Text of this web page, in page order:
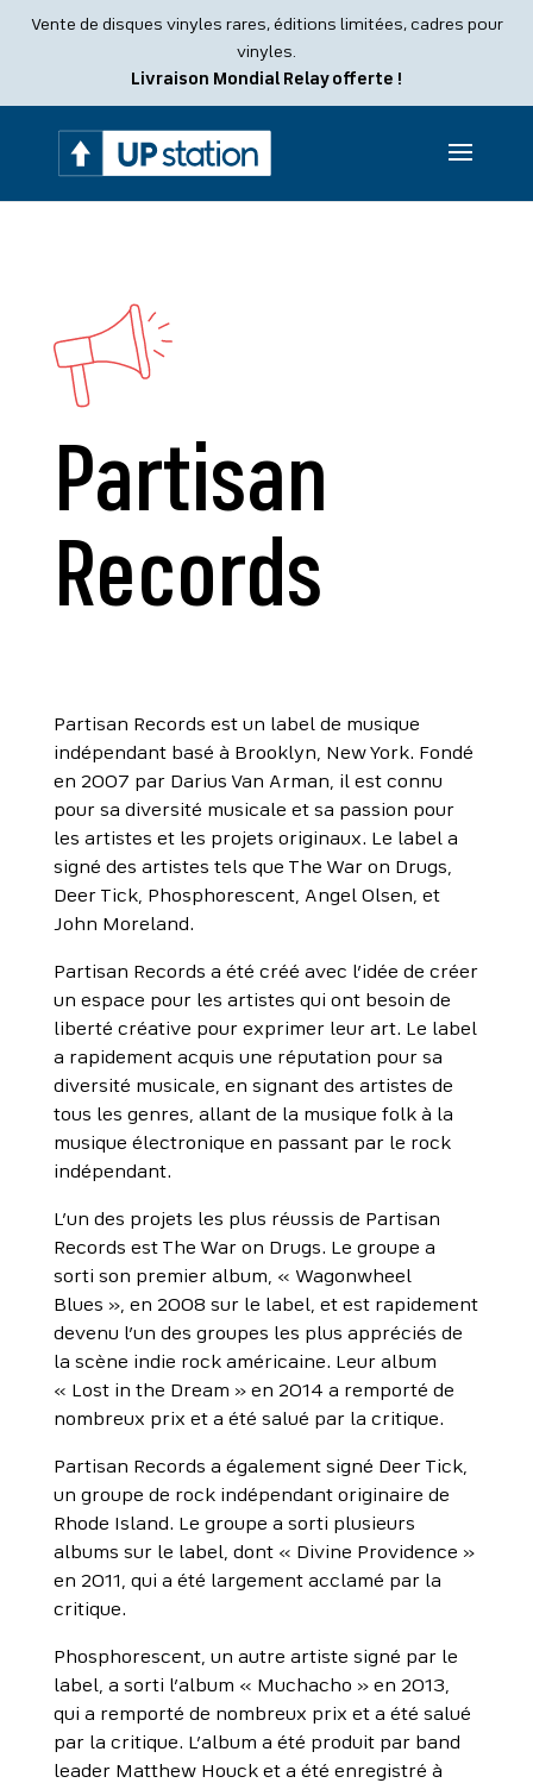
Vente de disques vinyles rares, éditions limitées, cadres pour
vinyles.
Livraison Mondial Relay offerte !
Partisan
Records
Partisan Records est un label de musique
indépendant basé à Brooklyn, New York. Fondé
en 2007 par Darius Van Arman, il est connu
pour sa diversité musicale et sa passion pour
les artistes et les projets originaux. Le label a
signé des artistes tels que The War on Drugs,
Deer Tick, Phosphorescent, Angel Olsen, et
John Moreland.
Partisan Records a été créé avec l’idée de créer
un espace pour les artistes qui ont besoin de
liberté créative pour exprimer leur art. Le label
a rapidement acquis une réputation pour sa
diversité musicale, en signant des artistes de
tous les genres, allant de la musique folk à la
musique électronique en passant par le rock
indépendant.
L’un des projets les plus réussis de Partisan
Records est The War on Drugs. Le groupe a
sorti son premier album, « Wagonwheel
Blues », en 2008 sur le label, et est rapidement
devenu l’un des groupes les plus appréciés de
la scène indie rock américaine. Leur album
« Lost in the Dream » en 2014 a remporté de
nombreux prix et a été salué par la critique.
Partisan Records a également signé Deer Tick,
un groupe de rock indépendant originaire de
Rhode Island. Le groupe a sorti plusieurs
albums sur le label, dont « Divine Providence »
en 2011, qui a été largement acclamé par la
critique.
Phosphorescent, un autre artiste signé par le
label, a sorti l’album « Muchacho » en 2013,
qui a remporté de nombreux prix et a été salué
par la critique. L’album a été produit par band
leader Matthew Houck et a été enregistré à